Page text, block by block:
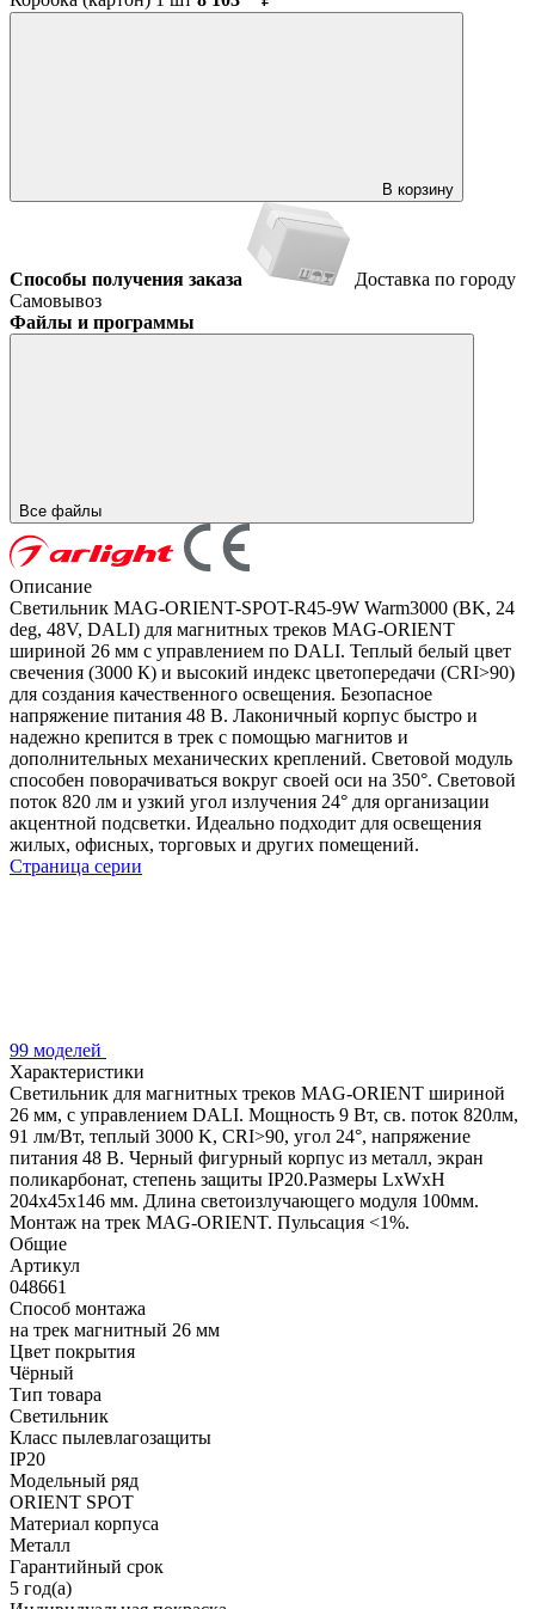
В корзину
Способы получения заказа
Доставка по городу
Самовывоз
Файлы и программы
Все файлы
Описание
Светильник MAG-ORIENT-SPOT-R45-9W Warm3000 (BK, 24
deg, 48V, DALI) для магнитных треков MAG-ORIENT
шириной 26 мм с управлением по DALI. Теплый белый цвет
свечения (3000 К) и высокий индекс цветопередачи (CRI>90)
для создания качественного освещения. Безопасное
напряжение питания 48 В. Лаконичный корпус быстро и
надежно крепится в трек с помощью магнитов и
дополнительных механических креплений. Световой модуль
способен поворачиваться вокруг своей оси на 350°. Световой
поток 820 лм и узкий угол излучения 24° для организации
акцентной подсветки. Идеально подходит для освещения
жилых, офисных, торговых и других помещений.
Страница серии
99 моделей
Характеристики
Светильник для магнитных треков MAG-ORIENT шириной
26 мм, с управлением DALI. Мощность 9 Вт, св. поток 820лм,
91 лм/Вт, теплый 3000 K, CRI>90, угол 24°, напряжение
питания 48 В. Черный фигурный корпус из металл, экран
поликарбонат, степень защиты IP20.Размеры LxWxH
204x45x146 мм. Длина светоизлучающего модуля 100мм.
Монтаж на трек MAG-ORIENT. Пульсация <1%.
Общие
Артикул
048661
Способ монтажа
на трек магнитный 26 мм
Цвет покрытия
Чёрный
Тип товара
Светильник
Класс пылевлагозащиты
IP20
Модельный ряд
ORIENT SPOT
Материал корпуса
Металл
Гарантийный срок
5 год(а)